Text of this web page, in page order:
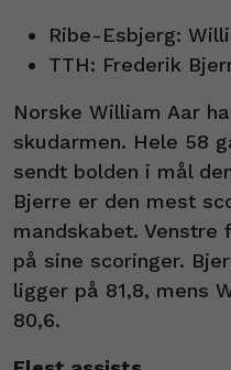
Ribe-Esbjerg:
TTH: Frederik
Norske William Aar
skudarmen. Hele 58
sendt bolden i mål
Bjerre er den mest
mandskabet. Venstre
på sine scoringer.
ligger på 81,8, mens
80,6.